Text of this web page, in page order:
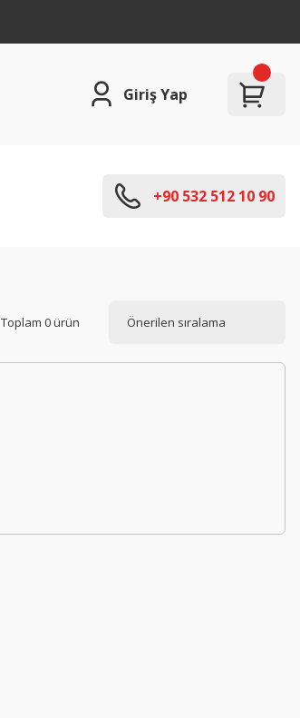
Giriş Yap
+90 532 512 10 90
Toplam 0 ürün